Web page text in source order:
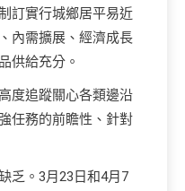
訂實行城鄉居平易近
內需擴展、經濟成長
供給充分。
度追蹤關心各類邊沿
任務的前瞻性、針對
乏。3月23日和4月7